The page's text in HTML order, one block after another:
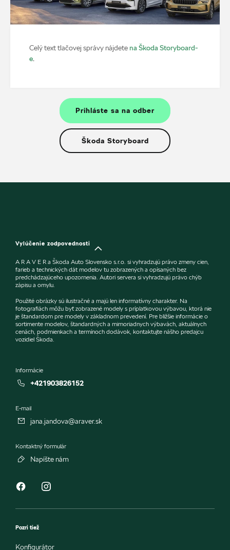
Celý text tlačovej správy nájdete na Škoda Storyboard-
e.
Prihláste sa na odber
Škoda Storyboard
Vylúčenie zodpovednosti
A R A V E R a Škoda Auto Slovensko s.r.o. si vyhradzujú právo zmeny cien,
farieb a technických dát modelov tu zobrazených a opísaných bez
predchádzajúceho upozornenia. Autori servera si vyhradzujú právo chýb
zápisu a omylu.
Použité obrázky sú ilustračné a majú len informatívny charakter. Na
fotografiách môžu byť zobrazené modely s príplatkovou výbavou, ktorá nie
je štandardom pre modely v základnom prevedení. Pre bližšie informácie o
sortimente modelov, štandardných a mimoriadnych výbavách, aktuálnych
cenách, podmienkach a termínoch dodávok, kontaktujte nášho predajcu
vozidiel Škoda.
Informácie
+421903826152
E-mail
jana.jandova@araver.sk
Kontaktný formulár
Napíšte nám
Pozri tiež
Konfigurátor